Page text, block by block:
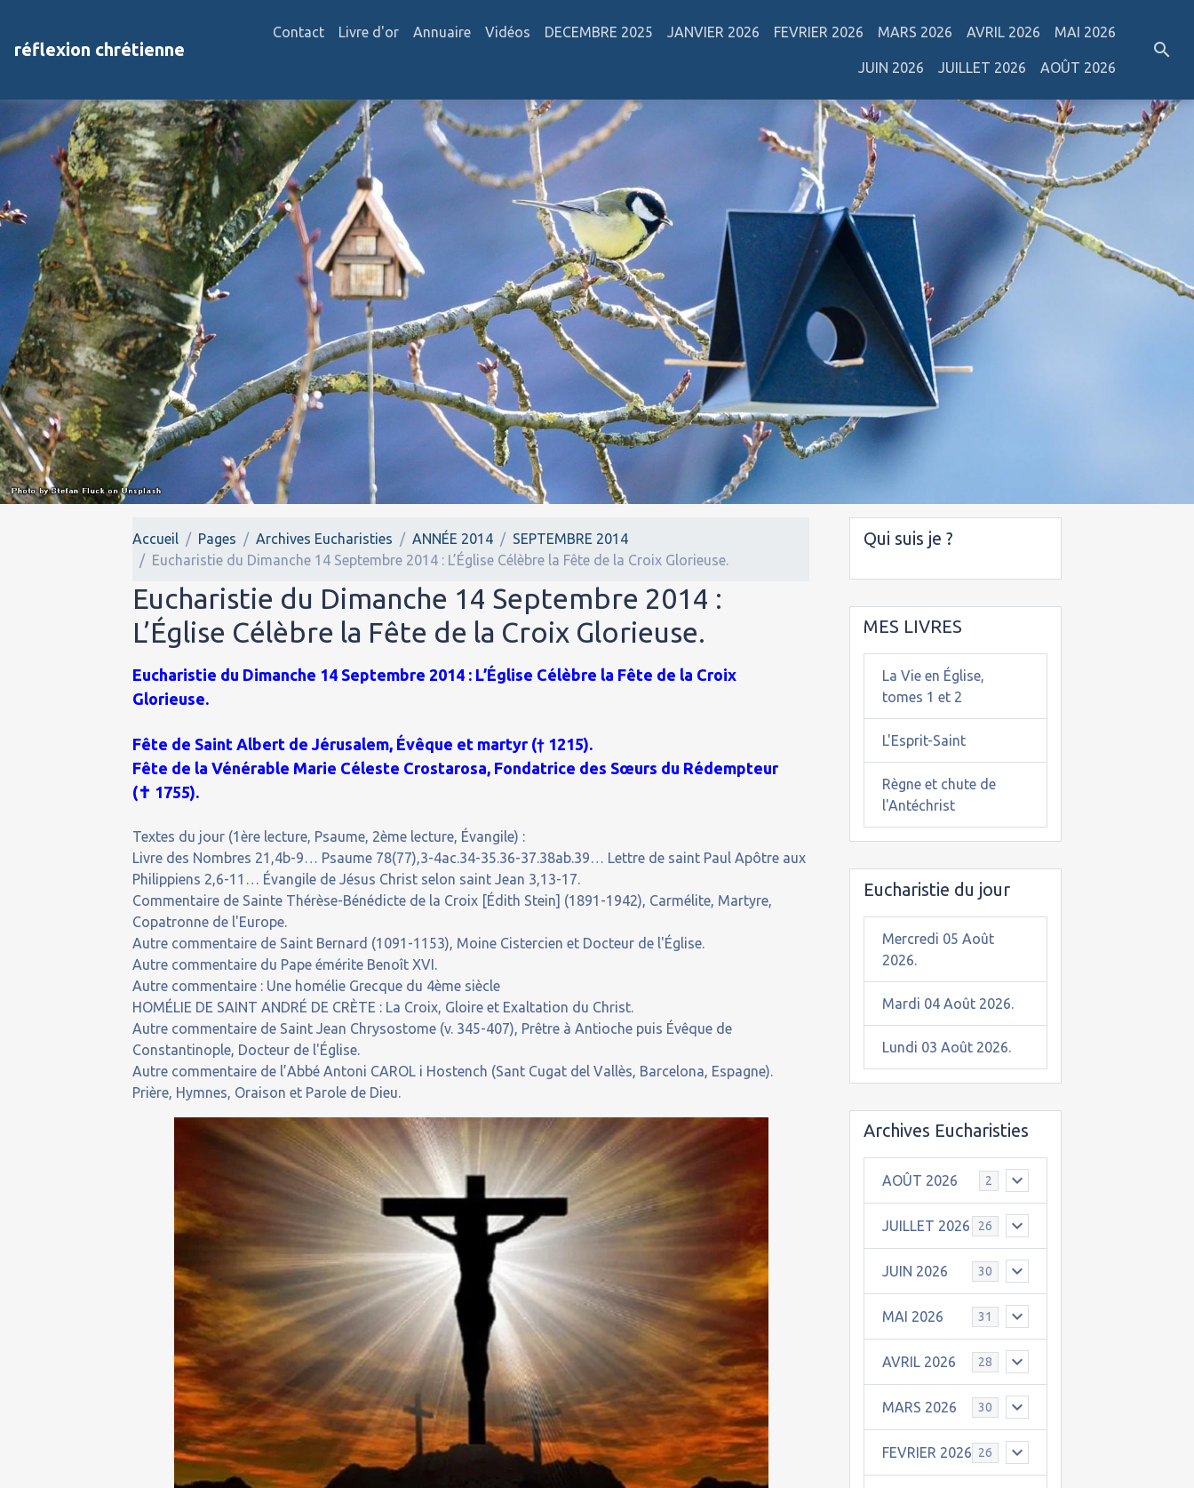
réflexion chrétienne
Contact Livre d'or Annuaire Vidéos DECEMBRE 2025 JANVIER 2026 FEVRIER 2026 MARS 2026 AVRIL 2026 MAI 2026
JUIN 2026 JUILLET 2026 AOÛT 2026
Accueil Pages Archives Eucharisties ANNÉE 2014
SEPTEMBRE 2014
Eucharistie du Dimanche 14 Septembre 2014 : L’Église Célèbre la Fête de la Croix Glorieuse.
Eucharistie du Dimanche 14 Septembre 2014 :
L’Église Célèbre la Fête de la Croix Glorieuse.
Eucharistie du Dimanche 14 Septembre 2014 : L’Église Célèbre la Fête de la Croix
Glorieuse.
Fête de Saint Albert de Jérusalem, Évêque et martyr († 1215).
Fête de la Vénérable Marie Céleste Crostarosa, Fondatrice des Sœurs du Rédempteur
(✝ 1755).
Textes du jour (1ère lecture, Psaume, 2ème lecture, Évangile) :
Livre des Nombres 21,4b-9… Psaume 78(77),3-4ac.34-35.36-37.38ab.39… Lettre de saint Paul Apôtre aux
Philippiens 2,6-11… Évangile de Jésus Christ selon saint Jean 3,13-17.
Commentaire de Sainte Thérèse-Bénédicte de la Croix [Édith Stein] (1891-1942), Carmélite, Martyre,
Copatronne de l'Europe.
Autre commentaire de Saint Bernard (1091-1153), Moine Cistercien et Docteur de l'Église.
Autre commentaire du Pape émérite Benoît XVI.
Autre commentaire : Une homélie Grecque du 4ème siècle
HOMÉLIE DE SAINT ANDRÉ DE CRÈTE : La Croix, Gloire et Exaltation du Christ.
Autre commentaire de Saint Jean Chrysostome (v. 345-407), Prêtre à Antioche puis Évêque de
Constantinople, Docteur de l'Église.
Autre commentaire de l’Abbé Antoni CAROL i Hostench (Sant Cugat del Vallès, Barcelona, Espagne).
Prière, Hymnes, Oraison et Parole de Dieu.
Qui suis je ?
MES LIVRES
La Vie en Église,
tomes 1 et 2
L'Esprit-Saint
Règne et chute de
l'Antéchrist
Eucharistie du jour
Mercredi 05 Août
2026.
Mardi 04 Août 2026.
Lundi 03 Août 2026.
Archives Eucharisties
AOÛT 2026 2
JUILLET 2026 26
JUIN 2026 30
MAI 2026 31
AVRIL 2026 28
MARS 2026 30
FEVRIER 2026 26